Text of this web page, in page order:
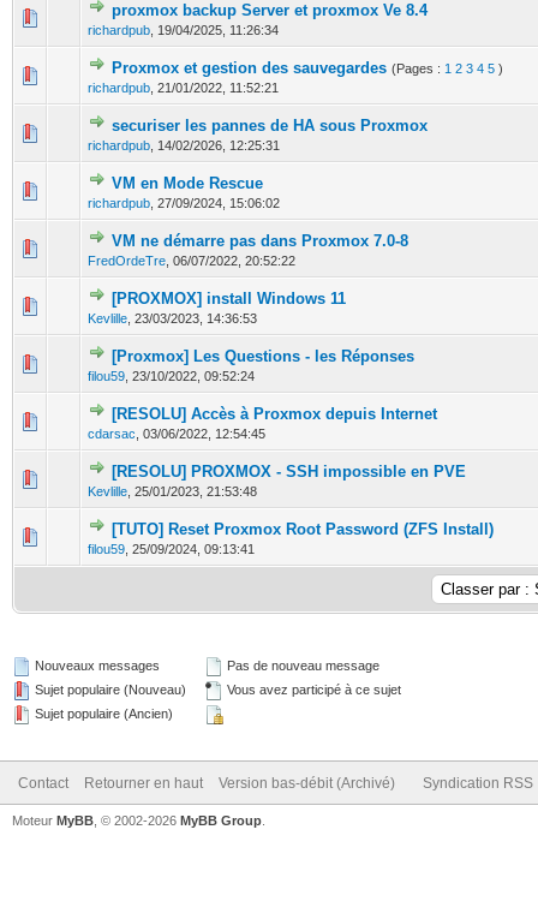
proxmox backup Server et proxmox Ve 8.4
richardpub 19/04/2025, 11:26:34
0 Votes - 0 sur 5 en moyenne
1234 5
Proxmox et gestion des sauvegardes (Pages : 1 2 3 4 5 )
richardpub 21/01/2022, 11:52:21
0 Votes - 0 sur 5 en moyenne
1 234 5
securiser les pannes de HA sous Proxmox
richardpub 14/02/2026, 12:25:31
0 Votes - 0 sur 5 en moyenne
12 34 5
VM en Mode Rescue
richardpub 27/09/2024, 15:06:02
0 Votes - 0 sur 5 en moyenne
12
VM ne démarre pas dans Proxmox 7.0-8
FredOrdeTre 06/07/2022, 20:52:22
0 Votes - 0 sur 5 en moyenne
1 2345
[PROXMOX] install Windows 11
Kevlille 23/03/2023, 14:36:53
0 Votes - 0 sur 5 en moyenne
12345
[Proxmox] Les Questions - les Réponses
filou59 23/10/2022, 09:52:24
0 Votes - 0 sur 5 en moyenne
12345
[RESOLU] Accès à Proxmox depuis Internet
cdarsac 03/06/2022, 12:54:45
0 Votes - 0 sur 5 en moyenne
1 2345
[RESOLU] PROXMOX - SSH impossible en PVE
Kevlille 25/01/2023, 21:53:48
0 Votes - 0 sur 5 en moyenne
12345
[TUTO] Reset Proxmox Root Password (ZFS Install)
filou59 25/09/2024, 09:13:41
0 Votes - 0 sur 5 en moyenne
12345
Nouveaux messages
Sujet populaire (Nouveau)
Sujet populaire (Ancien)
Pas de nouveau message
Vous avez participé à ce sujet
Contact Retourner en haut Version bas-débit (Archivé) Syndication RSS
Moteur MyBB , © 2002-2026 MyBB Group